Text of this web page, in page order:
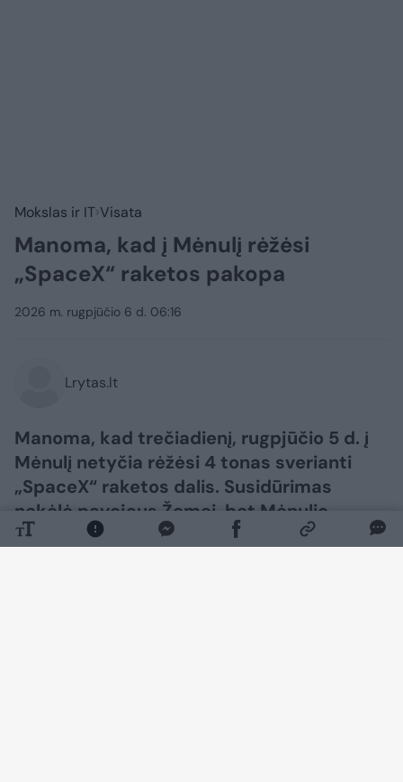
Mokslas ir IT Visata
Manoma, kad į Mėnulį rėžėsi
„SpaceX“ raketos pakopa
2026 m. rugpjūčio 6 d. 06:16
Lrytas.lt
Manoma, kad trečiadienį, rugpjūčio 5 d. į
Mėnulį netyčia rėžėsi 4 tonas sverianti
„SpaceX“ raketos dalis. Susidūrimas
nekėlė pavojaus Žemei, bet Mėnulio
paviršiuje gali likti krateris.